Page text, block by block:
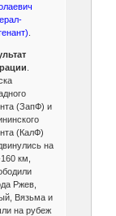
(ЗапФ) и
(КалФ)
на
км,
Ржев,
Вязьма и
на рубеж